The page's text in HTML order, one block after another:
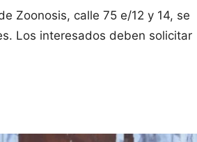
Zoonosis, calle 75 e/12 y 14, se
Los interesados deben solicitar